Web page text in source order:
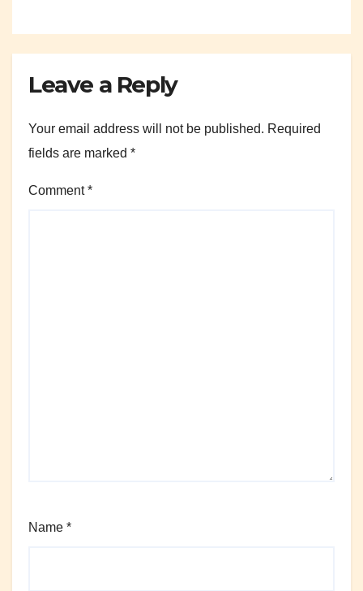
Leave a Reply
Your email address will not be published. Required
fields are marked *
Comment*
Name *